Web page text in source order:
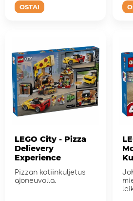
OSTA!
LEGO City - Pizza
Delievery
Experience
Pizzan kotiinkuljetus
ajoneuvolla.